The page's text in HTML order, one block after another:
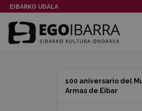
EIBARKO UDALA
100 aniversario del
Armas de Eibar